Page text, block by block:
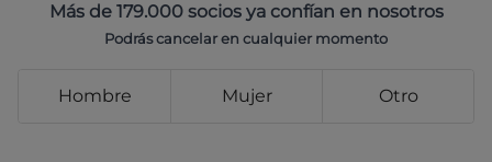
Más de 179.000 socios ya confían en nosotros
Podrás cancelar en cualquier momento
Hombre Mujer Otro